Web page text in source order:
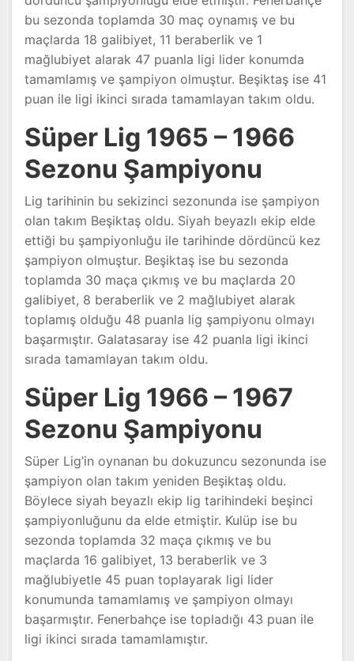
bu sezonda toplamda 30 maç oynamış ve bu
maçlarda 18 galibiyet, 11 beraberlik ve 1
mağlubiyet alarak 47 puanla ligi lider konumda
tamamlamış ve şampiyon olmuştur. Beşiktaş ise 41
puan ile ligi ikinci sırada tamamlayan takım oldu.
Süper Lig 1965 – 1966
Sezonu Şampiyonu
Lig tarihinin bu sekizinci sezonunda ise şampiyon
olan takım Beşiktaş oldu. Siyah beyazlı ekip elde
ettiği bu şampiyonluğu ile tarihinde dördüncü kez
şampiyon olmuştur. Beşiktaş ise bu sezonda
toplamda 30 maça çıkmış ve bu maçlarda 20
galibiyet, 8 beraberlik ve 2 mağlubiyet alarak
toplamış olduğu 48 puanla lig şampiyonu olmayı
başarmıştır. Galatasaray ise 42 puanla ligi ikinci
sırada tamamlayan takım oldu.
Süper Lig 1966 – 1967
Sezonu Şampiyonu
Süper Lig’in oynanan bu dokuzuncu sezonunda ise
şampiyon olan takım yeniden Beşiktaş oldu.
Böylece siyah beyazlı ekip lig tarihindeki beşinci
şampiyonluğunu da elde etmiştir. Kulüp ise bu
sezonda toplamda 32 maça çıkmış ve bu
maçlarda 16 galibiyet, 13 beraberlik ve 3
mağlubiyetle 45 puan toplayarak ligi lider
konumunda tamamlamış ve şampiyon olmayı
başarmıştır. Fenerbahçe ise topladığı 43 puan ile
ligi ikinci sırada tamamlamıştır.